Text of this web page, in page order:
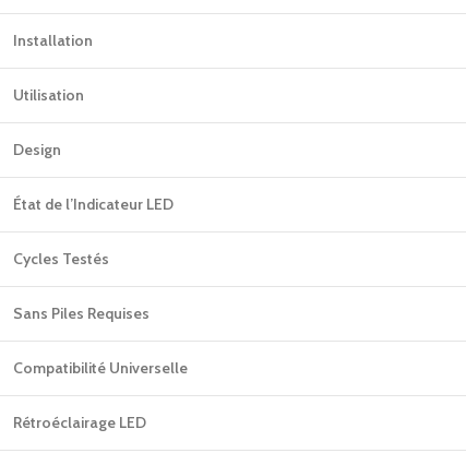
Installation
Utilisation
Design
État de l’Indicateur LED
Cycles Testés
Sans Piles Requises
Compatibilité Universelle
Rétroéclairage LED